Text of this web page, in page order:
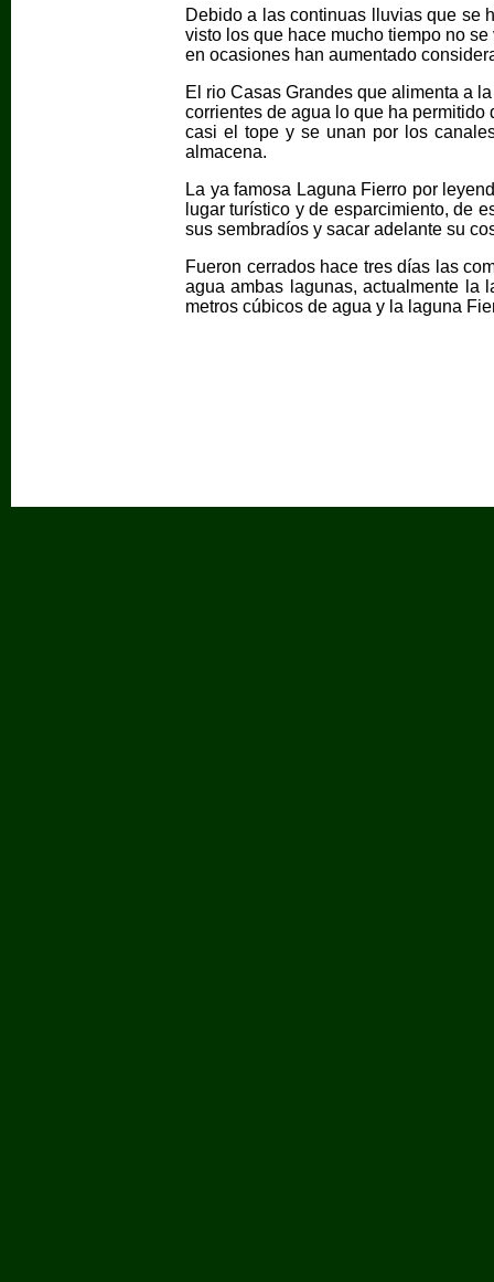
Debido a las continuas lluvias que se
visto los que hace mucho tiempo no
en ocasiones han aumentado
El rio Casas Grandes que alimenta a
corrientes de agua lo que ha
casi el tope y se unan por los
almacena.
La ya famosa Laguna Fierro por
lugar turístico y de esparcimiento, de
sus sembradíos y sacar adelante su
Fueron cerrados hace tres días las
agua ambas lagunas, actualmente la
metros cúbicos de agua y la laguna